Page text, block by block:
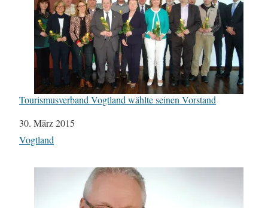
Tourismusverband Vogtland wählte seinen Vorstand
Datum
30. März 2015
In Bezug auf
Vogtland